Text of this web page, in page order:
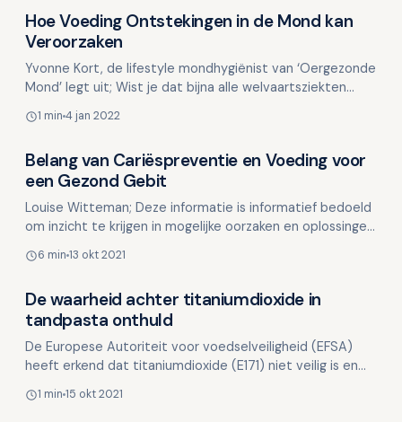
Voeding en mondgezondheid
Hoe Voeding Ontstekingen in de Mond kan
Veroorzaken
Yvonne Kort, de lifestyle mondhygiënist van ‘Oergezonde
Mond’ legt uit; Wist je dat bijna alle welvaartsziekten
1 min 4 jan 2022
Voeding en mondgezondheid
Belang van Cariëspreventie en Voeding voor
een Gezond Gebit
Louise Witteman; Deze informatie is informatief bedoeld
om inzicht te krijgen in mogelijke oorzaken en oplossingen.
6 min 13 okt 2021
Voeding en mondgezondheid
De waarheid achter titaniumdioxide in
tandpasta onthuld
De Europese Autoriteit voor voedselveiligheid (EFSA)
heeft erkend dat titaniumdioxide (E171) niet veilig is en
1 min 15 okt 2021